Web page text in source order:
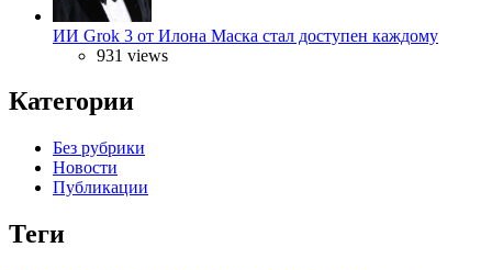
ИИ Grok 3 от Илона Маска стал доступен каждому
931 views
Категории
Без рубрики
Новости
Публикации
Теги